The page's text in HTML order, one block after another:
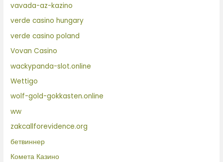
vavada-az-kazino
verde casino hungary
verde casino poland
Vovan Casino
wackypanda-slot.online
Wettigo
wolf-gold-gokkasten.online
ww
zakcallforevidence.org
бетвиннер
Комета Казино